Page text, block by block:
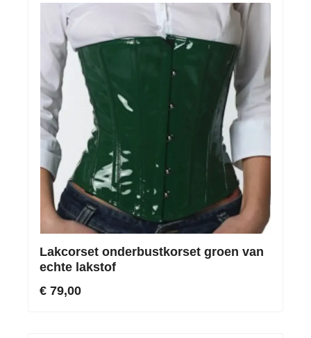
Lakcorset onderbustkorset groen van
echte lakstof
€ 79,00